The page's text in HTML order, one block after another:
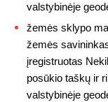
valstybinėje
žemės sklypo
žemės
įregistruotas
posūkio taškų ir
valstybinėje